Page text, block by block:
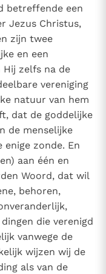
beschikbaar
donaties.
betreffende een
Jezus Christus,
zijn twee
en een
Hij zelfs na de
vereniging
natuur van hem
dat de goddelijke
de menselijke
enige zonde. En
aan één en
Woord, dat wil
behoren,
die verenigd
vanwege de
wijzen wij de
als van de